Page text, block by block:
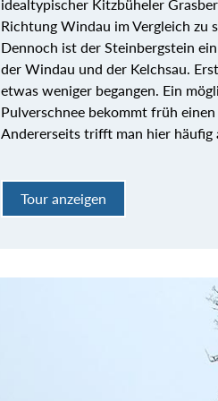
idealtypischer Kitzbüheler
Richtung Windau im Vergleich zu
Dennoch ist der Steinbergstein
der Windau und der Kelchsau.
etwas weniger begangen. Ein
Pulverschnee bekommt früh
Andererseits trifft man hier häufig
Tour anzeigen